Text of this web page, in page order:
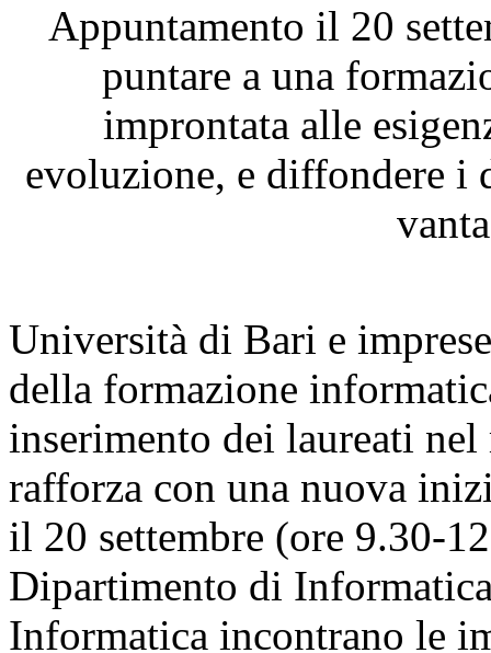
Appuntamento il 20
puntare a una
improntata alle
evoluzione, e diffondere i
Università di Bari e
della formazione
inserimento dei laureati
rafforza con una nuova
il 20 settembre (ore 9.30-
Dipartimento di
Informatica incontrano le